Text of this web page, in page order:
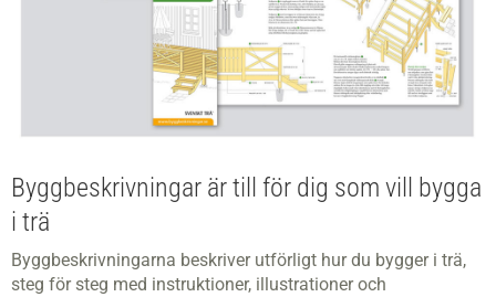
Byggbeskrivningar är till för dig som vill bygga
i trä
Byggbeskrivningarna beskriver utförligt hur du bygger i trä,
steg för steg med instruktioner, illustrationer och